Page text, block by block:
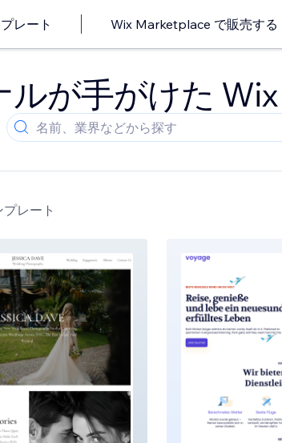
レート Wix Marketplace で販売する
が手がけた
レート